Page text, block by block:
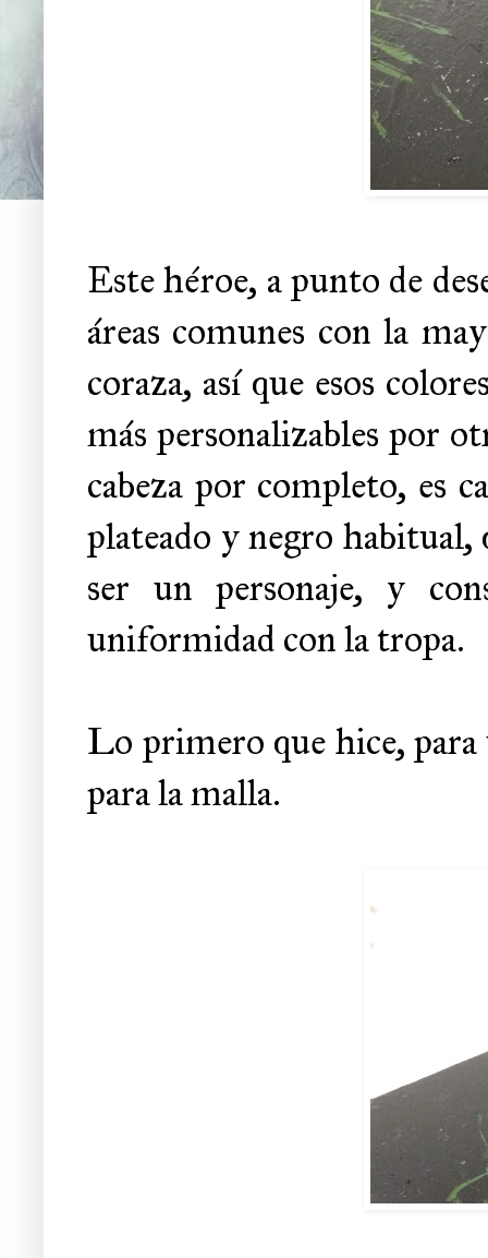
Este héroe, a punto de
áreas comunes con la
coraza, así que esos
más personalizables por
cabeza por completo, es
plateado y negro habitual,
ser un personaje, y
uniformidad con la tropa.
Lo primero que hice, para
para la malla.